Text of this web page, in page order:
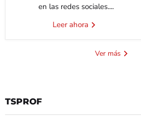
en las redes sociales....
Leer ahora
Ver más
TSPROF